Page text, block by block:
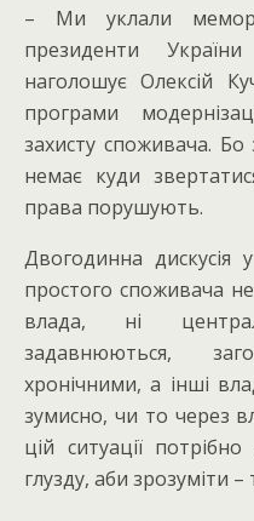
– Ми уклали
президенти
наголошує Олексій
програми
захисту споживача.
немає куди
права порушують.
Двогодинна дискусія
простого споживача
влада, ні
задавнюються,
хронічними, а інші
зумисно, чи то через
цій ситуації
глузду, аби зрозуміти